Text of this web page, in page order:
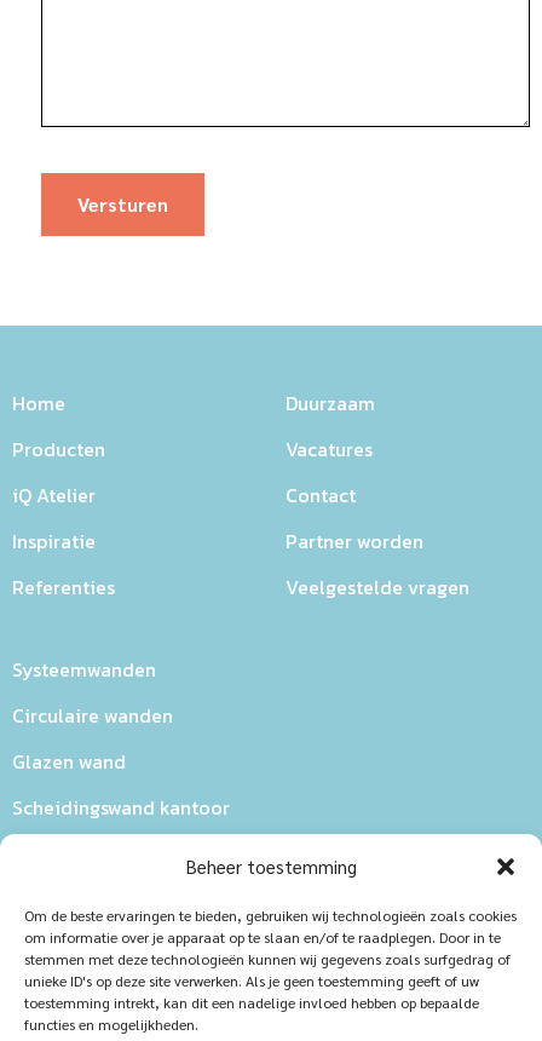
Beheer toestemming
Om de beste ervaringen te bieden, gebruiken wij technologieën zoals cookies
om informatie over je apparaat op te slaan en/of te raadplegen. Door in te
stemmen met deze technologieën kunnen wij gegevens zoals surfgedrag of
unieke ID's op deze site verwerken. Als je geen toestemming geeft of uw
toestemming intrekt, kan dit een nadelige invloed hebben op bepaalde
functies en mogelijkheden.
Home
Producten
iQ Atelier
Inspiratie
Referenties
Duurzaam
Vacatures
Contact
Partner worden
Veelgestelde vragen
Systeemwanden
Circulaire wanden
Glazen wand
Scheidingswand kantoor
Systeemwanden kantoor
Brandwerende wand
S200 Rookwerende glaswand